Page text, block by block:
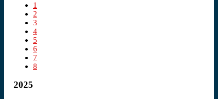
1
2
3
4
5
6
7
8
2025